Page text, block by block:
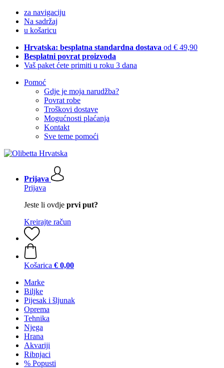
za navigaciju
Na sadržaj
u košaricu
Hrvatska: besplatna standardna dostava od € 49,90
Besplatni povrat proizvoda
Vaš paket ćete primiti u roku 3 dana
Pomoć
Gdje je moja narudžba?
Povrat robe
Troškovi dostave
Mogućnosti plaćanja
Kontakt
Sve teme pomoći
Prijava
Prijava
Jeste li ovdje prvi put?
Kreirajte račun
Košarica € 0,00
Marke
Biljke
Pijesak i šljunak
Oprema
Tehnika
Njega
Hrana
Akvariji
Ribnjaci
% Popusti